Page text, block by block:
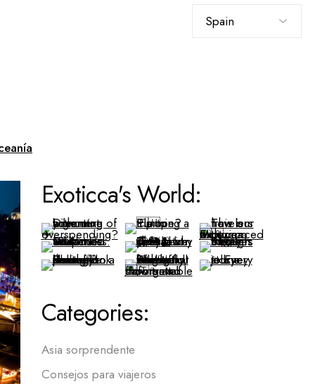
idioma
Exoticca's World:
Categories:
Asia sorprendente
Consejos para viajeros